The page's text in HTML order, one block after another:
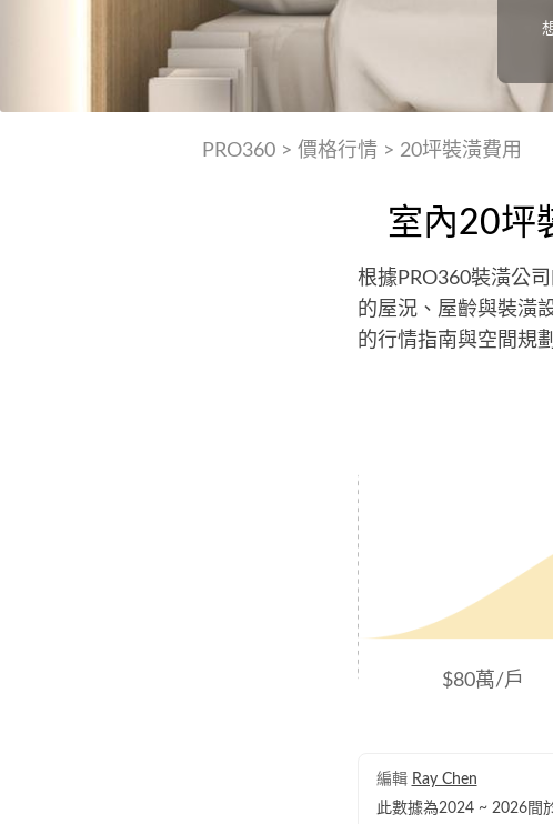
PRO360> 價格行情> 20坪裝潢費用
室內20坪
根據PRO360裝潢公
的屋況、屋齡與裝潢
的行情指南與空間規
$80萬/戶
編輯 Ray Chen
此數據為2024 ~ 2026間